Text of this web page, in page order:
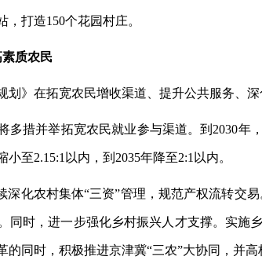
打造150个花园村庄。
质农民
划》在拓宽农民增收渠道、提升公共服务、
多措并举拓宽农民就业参与渠道。到 2030年
至2.15:1以内，到2035年降至2:1以内。
深化农村集体“三资”管理，规范产权流转交
同时，进一步强化乡村振兴人才支撑。实施
的同时，积极推进京津冀“三农”大协同，并高